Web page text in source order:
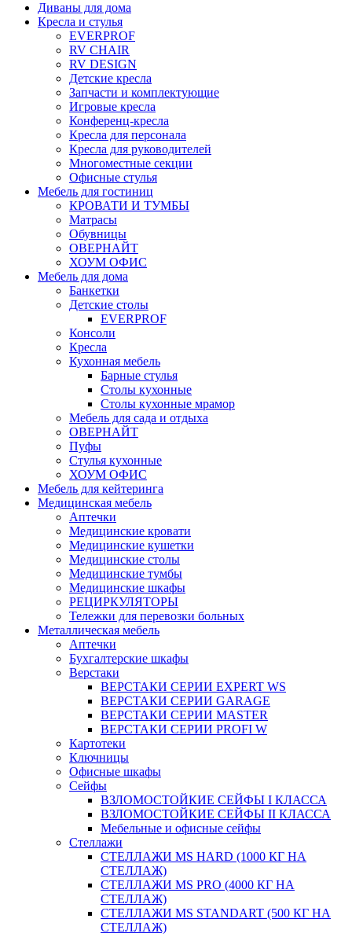
Диваны для дома
Кресла и стулья
EVERPROF
RV CHAIR
RV DESIGN
Детские кресла
Запчасти и комплектующие
Игровые кресла
Конференц-кресла
Кресла для персонала
Кресла для руководителей
Многоместные секции
Офисные стулья
Мебель для гостиниц
КРОВАТИ И ТУМБЫ
Матрасы
Обувницы
ОВЕРНАЙТ
ХОУМ ОФИС
Мебель для дома
Банкетки
Детские столы
EVERPROF
Консоли
Кресла
Кухонная мебель
Барные стулья
Столы кухонные
Столы кухонные мрамор
Мебель для сада и отдыха
ОВЕРНАЙТ
Пуфы
Стулья кухонные
ХОУМ ОФИС
Мебель для кейтеринга
Медицинская мебель
Аптечки
Медицинские кровати
Медицинские кушетки
Медицинские столы
Медицинские тумбы
Медицинские шкафы
РЕЦИРКУЛЯТОРЫ
Тележки для перевозки больных
Металлическая мебель
Аптечки
Бухгалтерские шкафы
Верстаки
ВЕРСТАКИ СЕРИИ EXPERT WS
ВЕРСТАКИ СЕРИИ GARAGE
ВЕРСТАКИ СЕРИИ MASTER
ВЕРСТАКИ СЕРИИ PROFI W
Картотеки
Ключницы
Офисные шкафы
Сейфы
ВЗЛОМОСТОЙКИЕ СЕЙФЫ I КЛАССА
ВЗЛОМОСТОЙКИЕ СЕЙФЫ II КЛАССА
Мебельные и офисные сейфы
Стеллажи
СТЕЛЛАЖИ MS HARD (1000 КГ НА
СТЕЛЛАЖ)
СТЕЛЛАЖИ MS PRO (4000 КГ НА
СТЕЛЛАЖ)
СТЕЛЛАЖИ MS STANDART (500 КГ НА
СТЕЛЛАЖ)